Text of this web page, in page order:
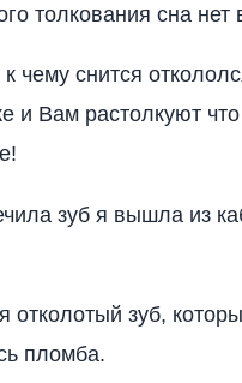
толкования сна нет
чему снится
Вам растолкуют что
зуб я вышла из
зуб,
пломба.